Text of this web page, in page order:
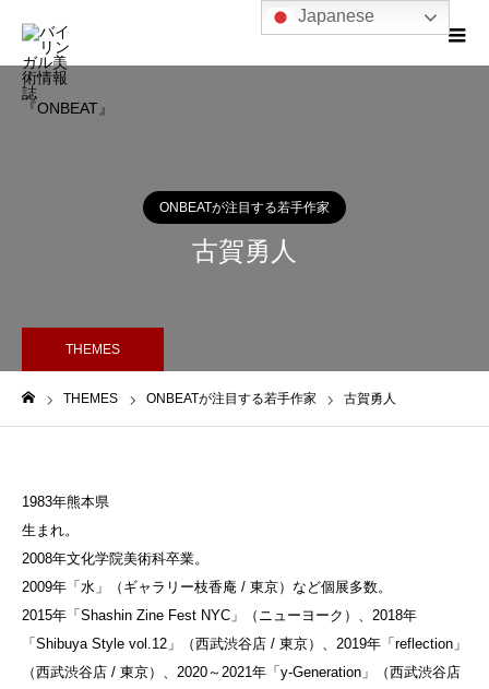
ONBEATが注目する若手作家
古賀勇人
THEMES
THEMES ONBEATが注目する若手作家 古賀勇人
1983年熊本県
生まれ。
2008年文化学院美術科卒業。
2009年「水」（ギャラリー枝香庵 / 東京）など個展多数。
2015年「Shashin Zine Fest NYC」（ニューヨーク）、2018年
「Shibuya Style vol.12」（西武渋谷店 / 東京）、2019年「reflection」
（西武渋谷店 / 東京）、2020～2021年「y-Generation」（西武渋谷店
Japanese